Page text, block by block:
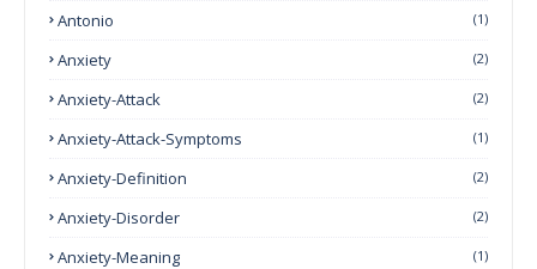
Antonio (1)
Anxiety (2)
Anxiety-Attack (2)
Anxiety-Attack-Symptoms (1)
Anxiety-Definition (2)
Anxiety-Disorder (2)
Anxiety-Meaning (1)